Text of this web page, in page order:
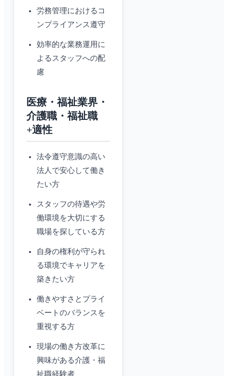
労務管理におけるコ
ンプライアンス遵守
効率的な業務運用に
よるスタッフへの配
慮
医療・福祉業界・
介護職・福祉職
+適性
法令遵守意識の高い
法人で安心して働き
たい方
スタッフの待遇や労
働環境を大切にする
職場を探している方
自身の権利が守られ
る環境でキャリアを
築きたい方
働きやすさとプライ
ベートのバランスを
重視する方
現場の働き方改革に
興味がある介護・福
祉職経験者